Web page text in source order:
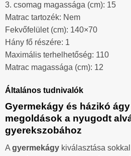
3. csomag magassága (cm): 15
Matrac tartozék: Nem
Fekvőfelület (cm): 140×70
Hány fő részére: 1
Maximális terhelhetőség: 110
Matrac magassága (cm): 12
Általános tudnivalók
Gyermekágy és házikó
megoldások a nyugodt
gyerekszobához
A gyermekágy kiválasztása